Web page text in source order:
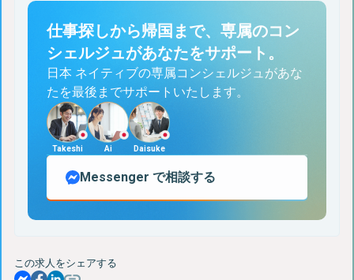
仕事探しから帰国まで、専属のコン
シェルジュがあなたをサポート。
日本 ネイティブの専属コンシェルジュがあな
たを最後までサポートいたします。
Takeshi Ai Daisuke
Messenger で相談する
この求人をシェアする